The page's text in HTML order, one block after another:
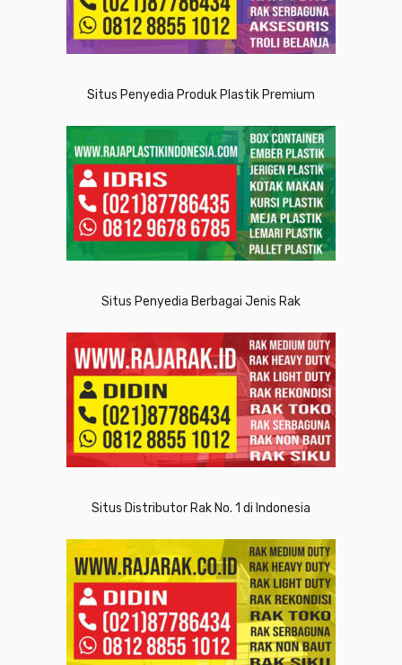
Situs Penyedia Produk Plastik Premium
Situs Penyedia Berbagai Jenis Rak
Situs Distributor Rak No. 1 di Indonesia